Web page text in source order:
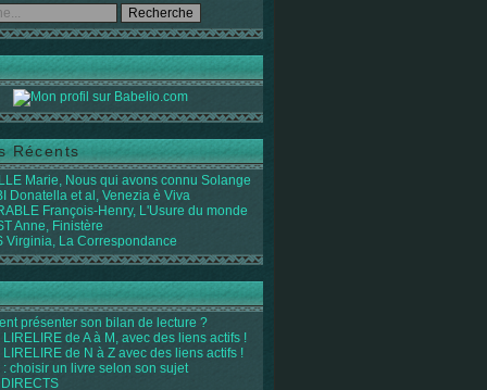
garder
de
Récents
Marie, Nous qui avons connu Solange
Donatella et al, Venezia è Viva
François-Henry, L'Usure du monde
Anne, Finistère
Virginia, La Correspondance
présenter son bilan de lecture ?
LIRELIRE de A à M, avec des liens actifs !
LIRELIRE de N à Z avec des liens actifs !
: choisir un livre selon son sujet